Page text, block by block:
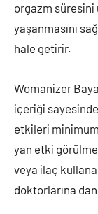
orgazm süresini
yaşanmasını
hale getirir.
Womanizer
içeriği
etkileri
yan etki
veya ilaç
doktorlarına